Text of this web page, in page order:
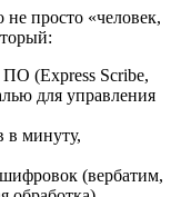
просто «человек,
ПО (Express Scribe,
для управления
в минуту,
(вербатим,